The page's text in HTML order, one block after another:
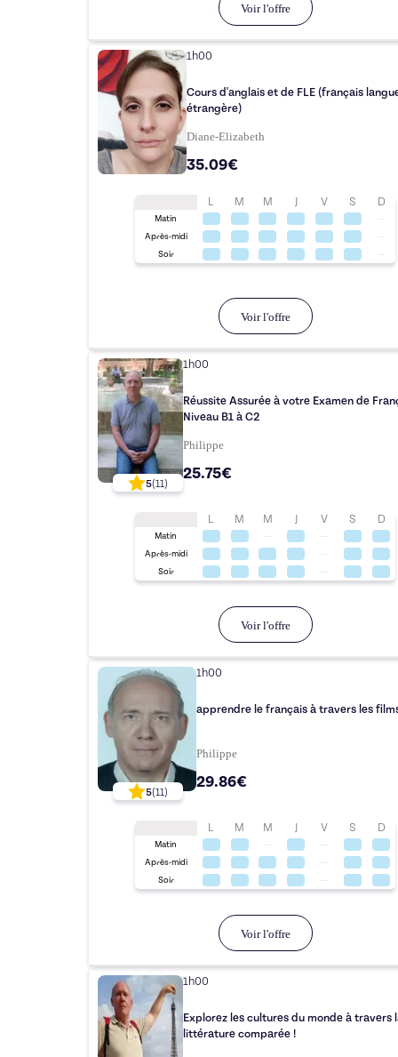
Voir l'offre
1h00
Cours d'anglais et de FLE (français
étrangère)
Diane-Elizabeth
35.09€
L M M J V S D
Matin
Après-midi
Soir
Voir l'offre
5(11)
1h00
Réussite Assurée à votre Examen de
Niveau B1 à C2
Philippe
25.75€
L M M J V S D
Matin
Après-midi
Soir
Voir l'offre
5(11)
1h00
apprendre le français à travers les
Philippe
29.86€
L M M J V S D
Matin
Après-midi
Soir
Voir l'offre
1h00
Explorez les cultures du monde à travers
littérature comparée !